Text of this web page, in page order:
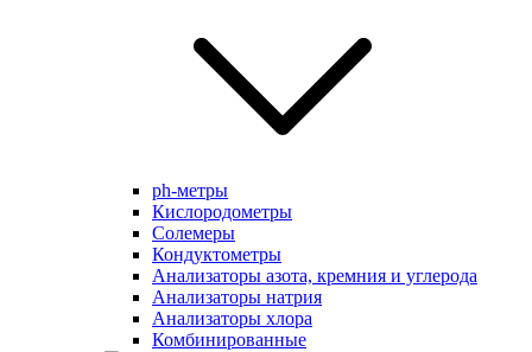
ph-метры
Кислородометры
Солемеры
Кондуктометры
Анализаторы азота, кремния и углерода
Анализаторы натрия
Анализаторы хлора
Комбинированные